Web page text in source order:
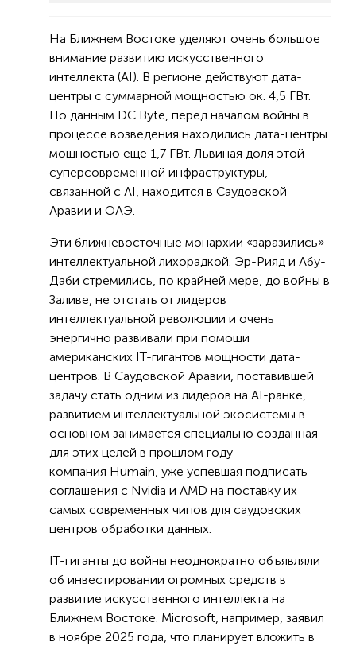
На Ближнем Востоке уделяют очень большое
внимание развитию искусственного
интеллекта (AI). В регионе действуют дата-
центры с суммарной мощностью ок. 4,5 ГВт.
По данным DC Byte, перед началом войны в
процессе возведения находились дата-центры
мощностью еще 1,7 ГВт. Львиная доля этой
суперсовременной инфраструктуры,
связанной с AI, находится в Саудовской
Аравии и ОАЭ.
Эти ближневосточные монархии «заразились»
интеллектуальной лихорадкой. Эр-Рияд и Абу-
Даби стремились, по крайней мере, до войны в
Заливе, не отстать от лидеров
интеллектуальной революции и очень
энергично развивали при помощи
американских IT-гигантов мощности дата-
центров. В Саудовской Аравии, поставившей
задачу стать одним из лидеров на AI-ранке,
развитием интеллектуальной экосистемы в
основном занимается специально созданная
для этих целей в прошлом году
компания Humain, уже успевшая подписать
соглашения с Nvidia и AMD на поставку их
самых современных чипов для саудовских
центров обработки данных.
IT-гиганты до войны неоднократно объявляли
об инвестировании огромных средств в
развитие искусственного интеллекта на
Ближнем Востоке. Microsoft, например, заявил
в ноябре 2025 года, что планирует вложить в